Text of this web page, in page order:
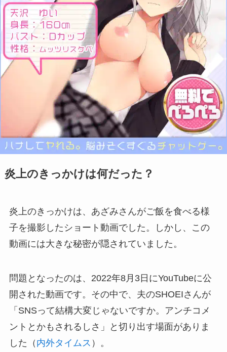
炎上のきっかけは何だった？
炎上のきっかけは、あざみさんがご飯を食べる様
子を撮影したショート動画でした。しかし、この
動画には大きな秘密が隠されていました。
問題となったのは、2022年8月3日にYouTubeに公
開された動画です。その中で、夫のSHOEIさんが
「SNSって結構大変じゃないですか。アンチコメ
ントとかもされるしさ」と切り出す場面がありま
した（ 内外タイムス ）。